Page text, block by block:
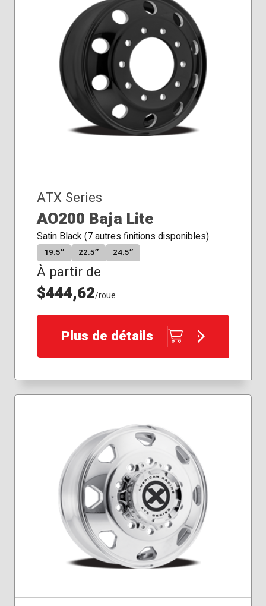
ATX Series
AO200 Baja Lite
Satin Black (7 autres finitions disponibles)
19.5″ 22.5″ 24.5″
À partir de
$444,62/roue
Plus de détails